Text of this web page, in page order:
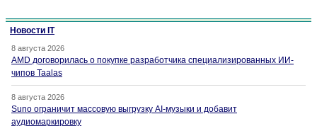
Новости IT
8 августа 2026
AMD договорилась о покупке разработчика специализированных ИИ-
чипов Taalas
8 августа 2026
Suno ограничит массовую выгрузку AI-музыки и добавит
аудиомаркировку